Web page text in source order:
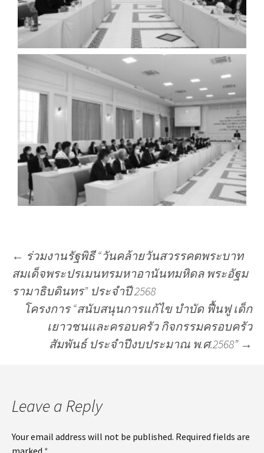
← ร่วมงานรัฐพิธี “วันคล้ายวันสวรรคตพระบาท
สมเด็จพระปรเมนทรมหาอานันทมหิดล พระอัฐม
รามาธิบดินทร” ประจำปี 2568
โครงการ “สนับสนุนการแก้ไข บำบัด ฟื้นฟู เด็ก
เยาวชนและครอบครัว กิจกรรมครอบครัว
สัมพันธ์ ประจำปีงบประมาณ พ.ศ.2568” →
Leave a Reply
Your email address will not be published. Required fields are